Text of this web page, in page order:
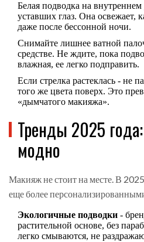
Белая подводка на
уставших глаз. Она освежает,
даже после бессонной ночи.
Снимайте лишнее ватной
средстве. Не ждите, пока
влажная, ее легко подправить.
Если стрелка растеклась - не
того же цвета поверх. Это
«дымчатого макияжа».
Тренды 2025
модно
Макияж не стоит на месте. В 2025
еще более
Экологичные подводки -
растительной основе, без
легко смываются, не